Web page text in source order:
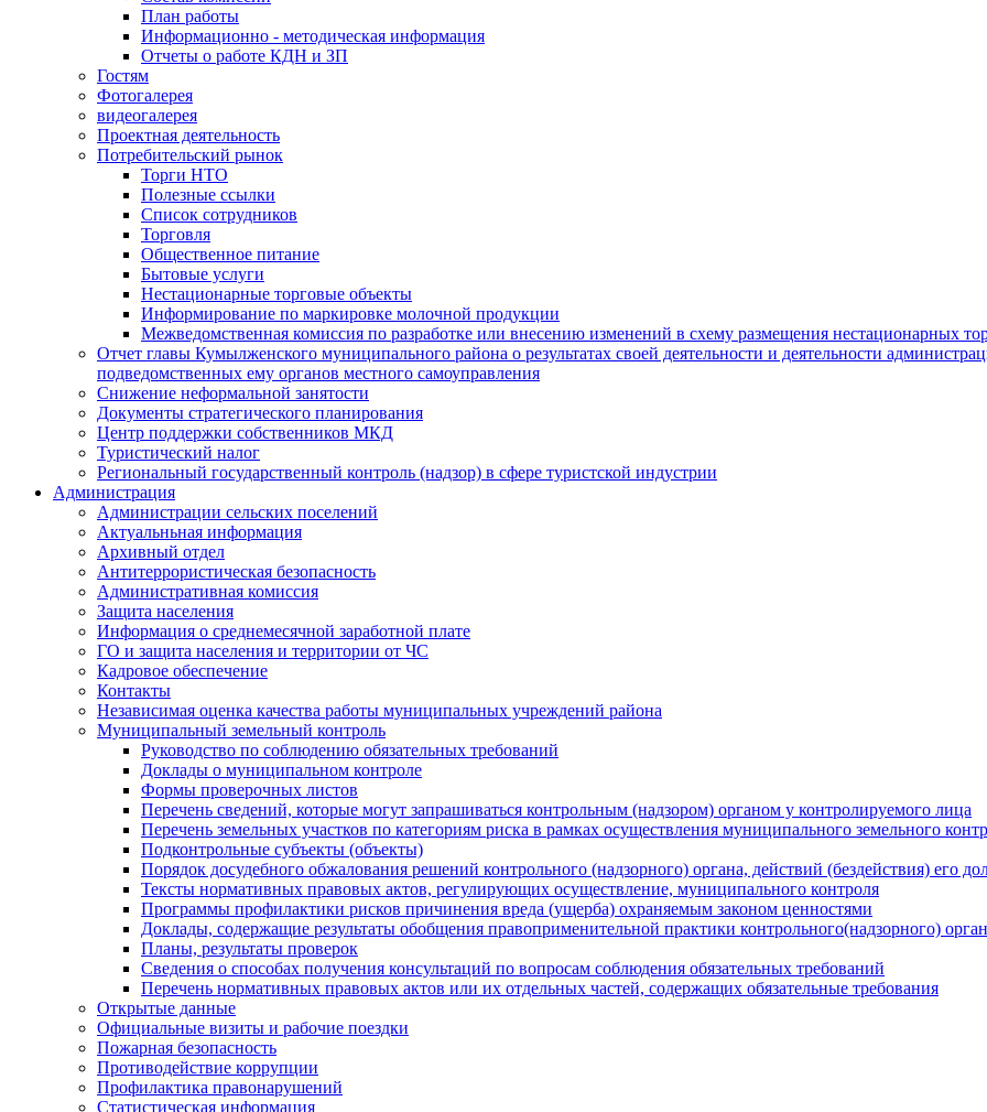
План работы
Информационно - методическая информация
Отчеты о работе КДН и ЗП
Гостям
Фотогалерея
видеогалерея
Проектная деятельность
Потребительский рынок
Торги НТО
Полезные ссылки
Список сотрудников
Торговля
Общественное питание
Бытовые услуги
Нестационарные торговые объекты
Информирование по маркировке молочной продукции
Межведомственная комиссия по разработке или внесению изменений в схему размещения нестационарных
Отчет главы Кумылженского муниципального района о результатах своей деятельности и деятельности
подведомственных ему органов местного самоуправления
Снижение неформальной занятости
Документы стратегического планирования
Центр поддержки собственников МКД
Туристический налог
Региональный государственный контроль (надзор) в сфере туристской индустрии
Администрация
Администрации сельских поселений
Актуальньная информация
Архивный отдел
Антитеррористическая безопасность
Административная комиссия
Защита населения
Информация о среднемесячной заработной плате
ГО и защита населения и территории от ЧС
Кадровое обеспечение
Контакты
Независимая оценка качества работы муниципальных учреждений района
Муниципальный земельный контроль
Руководство по соблюдению обязательных требований
Доклады о муниципальном контроле
Формы проверочных листов
Перечень сведений, которые могут запрашиваться контрольным (надзором) органом у контролируемого лица
Перечень земельных участков по категориям риска в рамках осуществления муниципального земельного
Подконтрольные субъекты (объекты)
Порядок досудебного обжалования решений контрольного (надзорного) органа, действий (бездействия) его
Тексты нормативных правовых актов, регулирующих осуществление, муниципального контроля
Программы профилактики рисков причинения вреда (ущерба) охраняемым законом ценностями
Доклады, содержащие результаты обобщения правоприменительной практики контрольного(надзорного)
Планы, результаты проверок
Сведения о способах получения консультаций по вопросам соблюдения обязательных требований
Перечень нормативных правовых актов или их отдельных частей, содержащих обязательные требования
Открытые данные
Официальные визиты и рабочие поездки
Пожарная безопасность
Противодействие коррупции
Профилактика правонарушений
Статистическая информация